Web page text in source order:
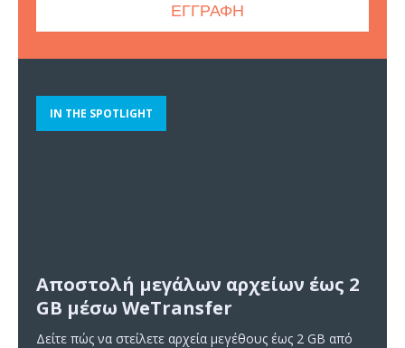
IN THE SPOTLIGHT
Αποστολή μεγάλων αρχείων έως 2
GB μέσω WeTransfer
Δείτε πώς να στείλετε αρχεία μεγέθους έως 2 GB από